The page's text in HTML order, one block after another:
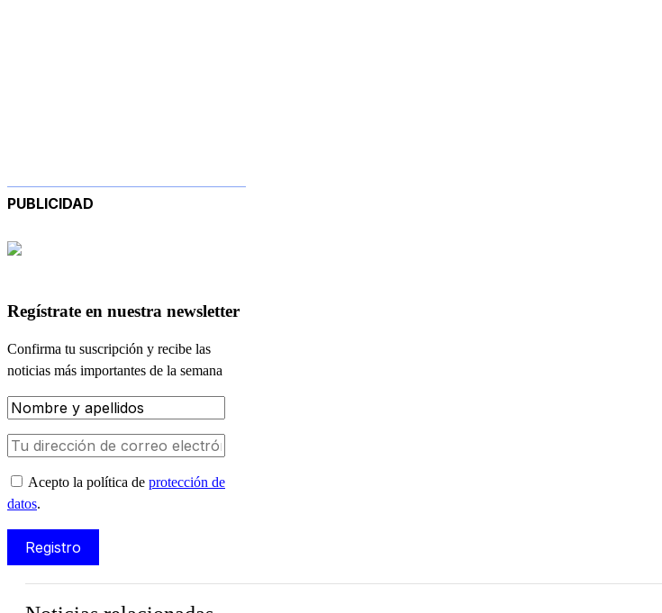
PUBLICIDAD
Regístrate en nuestra newsletter
Confirma tu suscripción y recibe las
noticias más importantes de la semana
Acepto la política de protección de
datos.